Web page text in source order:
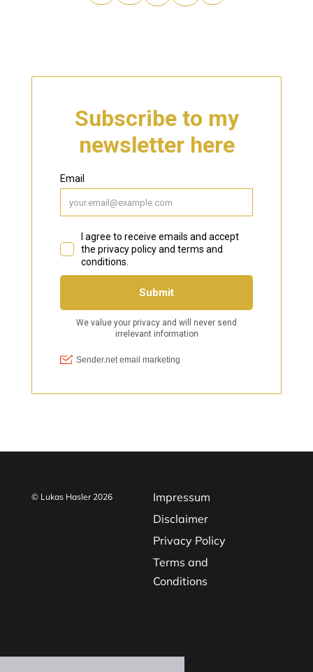
© Lukas Hasler 2026
Impressum
Disclaimer
Privacy Policy
Terms and
Conditions